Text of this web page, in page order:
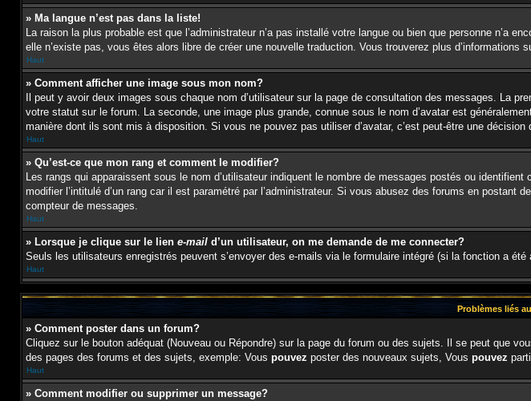
» Ma langue n’est pas dans la liste!
La raison la plus probable est que l’administrateur n’a pas installé votre langue ou bien que personne n’a
elle n’existe pas, vous êtes alors libre de créer une nouvelle traduction. Vous trouverez plus d’informations
Haut
» Comment afficher une image sous mon nom?
Il peut y avoir deux images sous chaque nom d’utilisateur sur la page de consultation des messages. La
votre statut sur le forum. La seconde, une image plus grande, connue sous le nom d’avatar est
manière dont ils sont mis à disposition. Si vous ne pouvez pas utiliser d’avatar, c’est peut-être une
Haut
» Qu’est-ce que mon rang et comment le modifier?
Les rangs qui apparaissent sous le nom d’utilisateur indiquent le nombre de messages postés ou
modifier l’intitulé d’un rang car il est paramétré par l’administrateur. Si vous abusez des forums en
compteur de messages.
Haut
» Lorsque je clique sur le lien e-mail d’un utilisateur, on me demande de me connecter?
Seuls les utilisateurs enregistrés peuvent s’envoyer des e-mails via le formulaire intégré (si la fonction a
Haut
Problèmes liés
» Comment poster dans un forum?
Cliquez sur le bouton adéquat (Nouveau ou Répondre) sur la page du forum ou des sujets. Il se peut que
des pages des forums et des sujets, exemple: Vous pouvez poster des nouveaux sujets, Vous pouvez
Haut
» Comment modifier ou supprimer un message?